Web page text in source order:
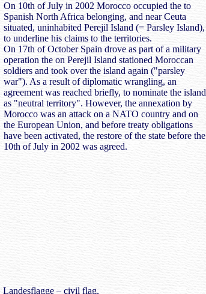
On 10th of July in 2002 Morocco occupied the to
Spanish North Africa belonging, and near Ceuta
situated, uninhabited Perejil Island (= Parsley Island),
to underline his claims to the territories.
On 17th of October Spain drove as part of a military
operation the on Perejil Island stationed Moroccan
soldiers and took over the island again ("parsley
war"). As a result of diplomatic wrangling, an
agreement was reached briefly, to nominate the island
as "neutral territory". However, the annexation by
Morocco was an attack on a NATO country and on
the European Union, and before treaty obligations
have been activated, the restore of the state before the
10th of July in 2002 was agreed.
Landesflagge – civil flag,